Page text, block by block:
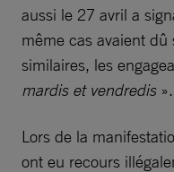
aussi le 27 avril a
même cas avaient
similaires, les
mardis et vendredis ».
Lors de la
ont eu recours